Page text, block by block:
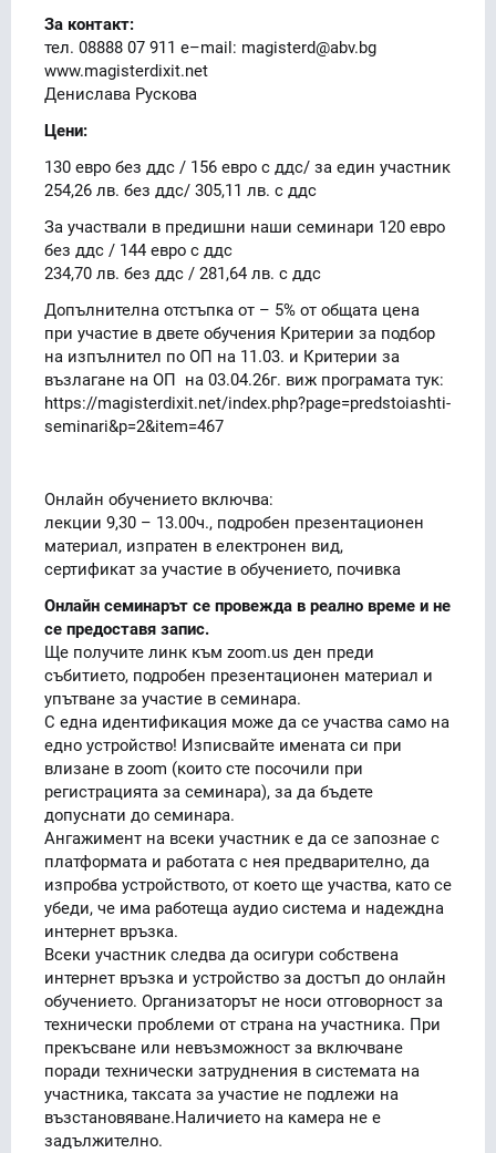
За контакт:
тел. 08888 07 911 е–mail: magisterd@abv.bg
www.magisterdixit.net
Денислава Рускова
Цени:
130 евро без ддс / 156 евро с ддс/ за един участник
254,26 лв. без ддс/ 305,11 лв. с ддс
За участвали в предишни наши семинари 120 евро
без ддс / 144 евро с ддс
234,70 лв. без ддс / 281,64 лв. с ддс
Допълнителна отстъпка от – 5% от общата цена
при участие в двете обучения Критерии за подбор
на изпълнител по ОП на 11.03. и Критерии за
възлагане на ОП на 03.04.26г. виж програмата тук:
https://magisterdixit.net/index.php?page=predstoiashti-
seminari&p=2&item=467
Онлайн обучението включва:
лекции 9,30 – 13.00ч., подробен презентационен
материал, изпратен в електронен вид,
сертификат за участие в обучението, почивка
Онлайн семинарът се провежда в реално време и не
се предоставя запис.
Ще получите линк към zoom.us ден преди
събитието, подробен презентационен материал и
упътване за участие в семинара.
С една идентификация може да се участва само на
едно устройство! Изписвайте имената си при
влизане в zoom (които сте посочили при
регистрацията за семинара), за да бъдете
допуснати до семинара.
Ангажимент на всеки участник е да се запознае с
платформата и работата с нея предварително, да
изпробва устройството, от което ще участва, като се
убеди, че има работеща аудио система и надеждна
интернет връзка.
Всеки участник следва да осигури собствена
интернет връзка и устройство за достъп до онлайн
обучението. Организаторът не носи отговорност за
технически проблеми от страна на участника. При
прекъсване или невъзможност за включване
поради технически затруднения в системата на
участника, таксата за участие не подлежи на
възстановяване.Наличието на камера не е
задължително.